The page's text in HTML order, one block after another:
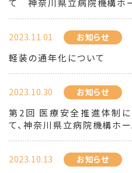
て 神奈川県立病院機構ホ
2023.11.01 お知らせ
軽装の通年化について
2023.10.30 お知らせ
第2回 医療安全推進体制
て、神奈川県立病院機構ホ
2023.10.13 お知らせ